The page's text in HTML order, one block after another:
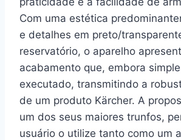
Com uma estética
e detalhes em preto/
reservatório, o aparelho
acabamento que, embora
executado, transmitindo a
de um produto Kärcher. A
um dos seus maiores trunfos,
usuário o utilize tanto como um